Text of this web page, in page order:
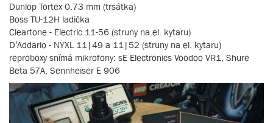
Dunlop Tortex 0.73 mm (trsátka)
Boss TU-12H ladička
Cleartone - Electric 11-56 (struny na el. kytaru)
D’Addario - NYXL 11|49 a 11|52 (struny na el. kytaru)
reproboxy snímá mikrofony: sE Electronics Voodoo VR1, Shure
Beta 57A, Sennheiser E 906